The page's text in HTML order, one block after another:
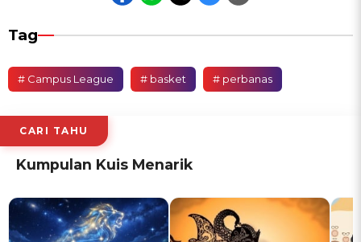
Tag
# Campus League # basket # perbanas
CARI TAHU
Kumpulan Kuis Menarik